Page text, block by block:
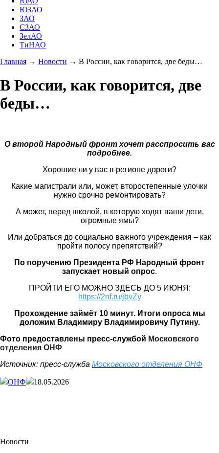
ЮЗАО
ЗАО
СЗАО
ЗелАО
ТиНАО
Главная → Новости → В России, как говорится, две беды…
В России, как говорится, две
беды…
О второй Народный фронт хочет расспросить вас
подробнее.
Хорошие ли у вас в регионе дороги?
Какие магистрали или, может, второстепенные улочки
нужно срочно ремонтировать?
А может, перед школой, в которую ходят ваши дети,
огромные ямы?
Или добраться до социально важного учреждения – как
пройти полосу препятствий?
По поручению Президента РФ Народный фронт
запускает новый опрос.
ПРОЙТИ ЕГО МОЖНО ЗДЕСЬ ДО 5 ИЮНЯ:
https://2nf.ru/jbvZy
Прохождение займёт 10 минут. Итоги опроса мы
доложим Владимиру Владимировичу Путину.
Фото предоставлены пресс-службой Московского
отделения ОНФ
Источник: пресс-служба Московского отделения ОНФ
ОНФ 18.05.2026
Новости